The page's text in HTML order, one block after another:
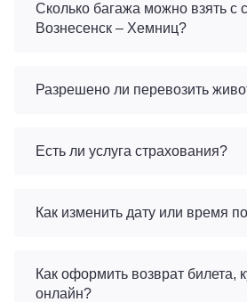
Сколько багажа можно взять с
Вознесенск – Хемниц?
Разрешено ли перевозить
Есть ли услуга страхования?
Как изменить дату или время
Как оформить возврат билета,
онлайн?